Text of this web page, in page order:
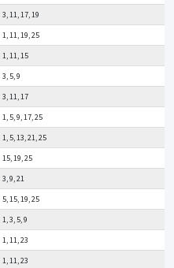
3, 11, 17, 19
1, 11, 19, 25
1, 11, 15
3, 5, 9
3, 11, 17
1, 5, 9, 17, 25
1, 5, 13, 21, 25
15, 19, 25
3, 9, 21
5, 15, 19, 25
1, 3, 5, 9
1, 11, 23
1, 11, 23